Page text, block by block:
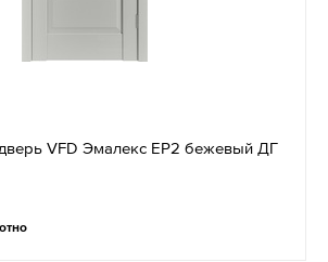
VFD Эмалекс EР2 бежевый ДГ